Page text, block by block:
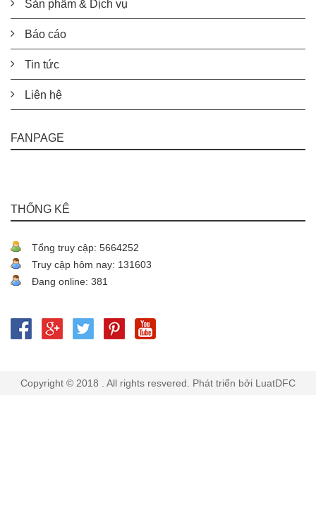
Sản phẩm & Dịch vụ
Báo cáo
Tin tức
Liên hệ
FANPAGE
THỐNG KÊ
Tổng truy cập: 5664252
Truy cập hôm nay: 131603
Đang online: 381
Copyright © 2018 . All rights resvered. Phát triển bởi LuatDFC